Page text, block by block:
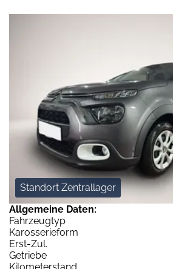
Standort Zentrallager
Allgemeine Daten:
Fahrzeugtyp
Karosserieform
Erst-Zul.
Getriebe